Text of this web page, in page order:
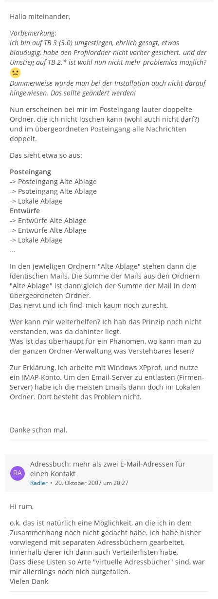
Hallo miteinander,
Vorbemerkung:
ich bin auf TB 3 (3.0) umgestiegen, ehrlich gesagt, etwas
blauäugig, habe den Profilordner nicht vorher gesichert. und der
Umstieg auf TB 2.* ist wohl nun nicht mehr problemlos möglich?
Dummerweise wurde man bei der Installation auch nicht darauf
hingewiesen. Das sollte geändert werden!
Nun erscheinen bei mir im Posteingang lauter doppelte
Ordner, die ich nicht löschen kann (wohl auch nicht darf?)
und im übergeordneten Posteingang alle Nachrichten
doppelt.
Das sieht etwa so aus:
Posteingang
-> Posteingang Alte Ablage
-> Psoteingang Alte Ablage
-> Lokale Ablage
Entwürfe
-> Entwürfe Alte Ablage
-> Entwürfe Alte Ablage
-> Lokale Ablage
...
In den jewieligen Ordnern "Alte Ablage" stehen dann die
identischen Mails. Die Summe der Mails aus den Ordnern
"Alte Ablage" ist dann gleich der Summe der Mail in dem
übergeordneten Ordner.
Das nervt und ich find' mich kaum noch zurecht.
Wer kann mir weiterhelfen? Ich hab das Prinzip noch nicht
verstanden, was da dahinter liegt.
Was ist das überhaupt für ein Phänomen, wo kann man zu
der ganzen Ordner-Verwaltung was Verstehbares lesen?
Zur Erklärung, ich arbeite mit Windows XPprof. und nutze
ein IMAP-Konto. Um den Email-Server zu entlasten (Firmen-
Server) habe ich die meisten Emails dann doch im Lokalen
Ordner. Dort besteht das Problem nicht.
Danke schon mal.
Adressbuch: mehr als zwei E-Mail-Adressen für
einen Kontakt
Radler 20. Oktober 2007 um 20:27
Hi rum,
o.k. das ist natürlich eine Möglichkeit, an die ich in dem
Zusammenhang noch nicht gedacht habe. Ich habe bisher
vorwiegend mit separaten Adressbüchern gearbeitet,
innerhalb derer ich dann auch Verteilerlisten habe.
Dass diese Listen so Arte "virtuelle Adressbücher" sind, war
mir allerdings noch nich aufgefallen.
Vielen Dank